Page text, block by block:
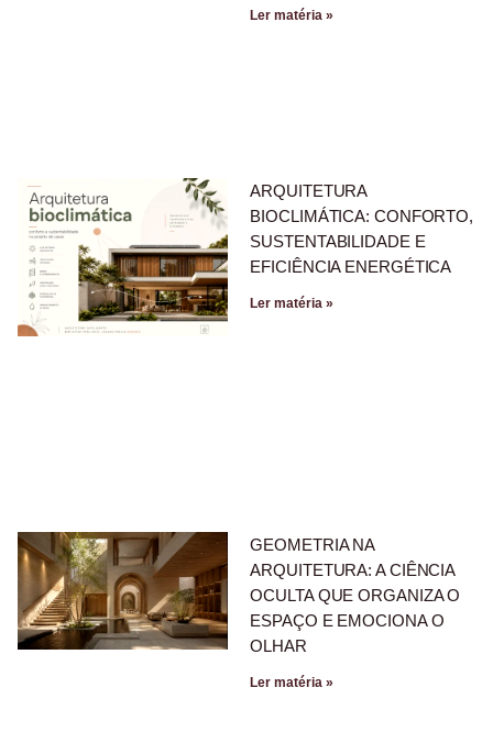
Ler matéria »
ARQUITETURA
BIOCLIMÁTICA: CONFORTO,
SUSTENTABILIDADE E
EFICIÊNCIA ENERGÉTICA
Ler matéria »
GEOMETRIA NA
ARQUITETURA: A CIÊNCIA
OCULTA QUE ORGANIZA O
ESPAÇO E EMOCIONA O
OLHAR
Ler matéria »